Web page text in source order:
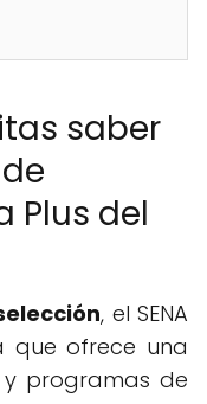
saber
Plus del
, el SENA
que ofrece una
programas de